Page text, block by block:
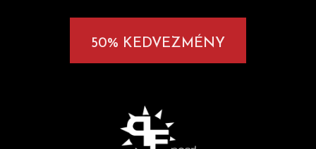
50% KEDVEZMÉNY